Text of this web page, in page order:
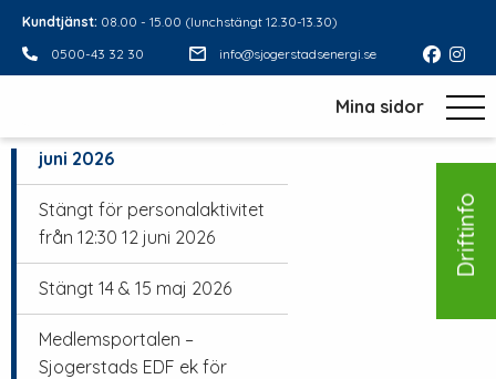
Driftinfo
Kundtjänst: 08.00 - 15.00 (lunchstängt 12.30-13.30)
0500-43 32 30
info@sjogerstadsenergi.se
Mina sidor
Sommar 2026
juni 2026
Stängt för personalaktivitet
från 12:30 12 juni 2026
Stängt 14 & 15 maj 2026
Medlemsportalen –
Sjogerstads EDF ek för